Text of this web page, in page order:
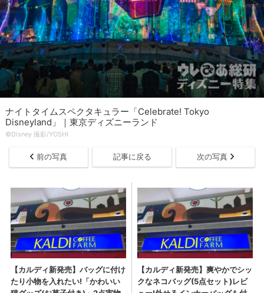
ナイトタイムスペクタキュラー「Celebrate! Tokyo
Disneyland」｜東京ディズニーランド
©︎Disney 撮影/YOSHI
前の写真 記事に戻る 次の写真